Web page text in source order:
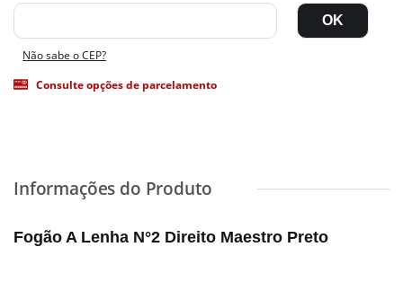
Não sabe o CEP?
Consulte opções de parcelamento
Fogão A Lenha N°2 Direito Maestro Preto